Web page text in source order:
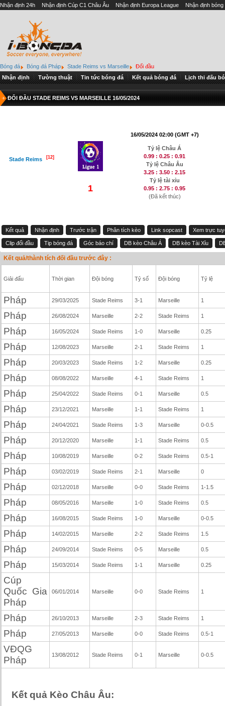
Nhận định 24h Nhận định Cúp C1 Châu Âu Nhận định Europa League Nhận định
Bóng đá Bóng đá Pháp Stade Reims vs Marseille
Đối đầu
Nhận định
Tường thuật Tin tức bóng đá Kết quả bóng đá Lịch thi đấu
ĐỐI ĐẦU STADE REIMS VS MARSEILLE 16/05/2024
Stade Reims [12]
1
16/05/2024 02:00 (GMT +7)
Tỷ lệ Châu Á
0.99 : 0.25 : 0.91
Tỷ lệ Châu Âu
3.25 : 3.50 : 2.15
Tỷ lệ tài xỉu
0.95 : 2.75 : 0.95
(Đã kết thúc)
Kết quả Nhận định Trước trận Phân tích kèo Link sopcast Xem trực
Clip đối đầu Tip bóng đá Góc báo chí DB kèo Châu Á DB kèo Tài Xỉu
Kết quả/thành tích đối đầu trước đây :
Giải đấu Thời gian Đội bóng Tỷ số Đội bóng Tỷ lệ
Pháp 29/03/2025 Stade Reims 3-1 Marseille 1
Pháp 26/08/2024 Marseille 2-2 Stade Reims 1
Pháp 16/05/2024 Stade Reims 1-0 Marseille 0.25
Pháp 12/08/2023 Marseille 2-1 Stade Reims 1
Pháp 20/03/2023 Stade Reims 1-2 Marseille 0.25
Pháp 08/08/2022 Marseille 4-1 Stade Reims 1
Pháp 25/04/2022 Stade Reims 0-1 Marseille 0.5
Pháp 23/12/2021 Marseille 1-1 Stade Reims 1
Pháp 24/04/2021 Stade Reims 1-3 Marseille 0-0.5
Pháp 20/12/2020 Marseille 1-1 Stade Reims 0.5
Pháp 10/08/2019 Marseille 0-2 Stade Reims 0.5-1
Pháp 03/02/2019 Stade Reims 2-1 Marseille 0
Pháp 02/12/2018 Marseille 0-0 Stade Reims 1-1.5
Pháp 08/05/2016 Marseille 1-0 Stade Reims 0.5
Pháp 16/08/2015 Stade Reims 1-0 Marseille 0-0.5
Pháp 14/02/2015 Marseille 2-2 Stade Reims 1.5
Pháp 24/09/2014 Stade Reims 0-5 Marseille 0.5
Pháp 15/03/2014 Stade Reims 1-1 Marseille 0.25
Cúp
Quốc Gia
Pháp
06/01/2014 Marseille 0-0 Stade Reims 1
Pháp 26/10/2013 Marseille 2-3 Stade Reims 1
Pháp 27/05/2013 Marseille 0-0 Stade Reims 0.5-1
VĐQG
Pháp
13/08/2012 Stade Reims 0-1 Marseille 0-0.5
Kết quả Kèo Châu Âu: